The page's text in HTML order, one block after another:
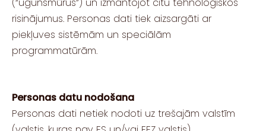
risinājumus. Personas dati tiek aizsargāti ar
piekļuves sistēmām un speciālām
programmatūrām.
Personas datu nodošana
Personas dati netiek nodoti uz trešajām valstīm